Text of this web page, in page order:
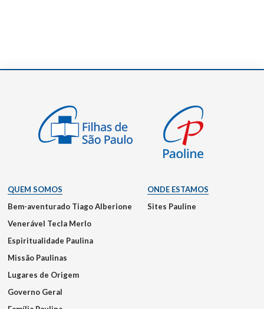
QUEM SOMOS
Bem-aventurado Tiago Alberione
Venerável Tecla Merlo
Espiritualidade Paulina
Missão Paulinas
Lugares de Origem
Governo Geral
ONDE ESTAMOS
Sites Pauline